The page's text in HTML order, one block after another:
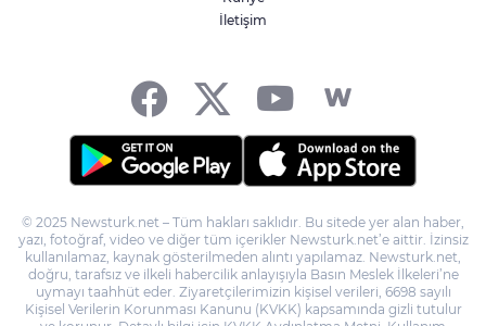
Dervişoğlu: İhanet belgesini kabul
İletişim
© 2025 Newsturk.net – Tüm hakları saklıdır. Bu sitede yer alan haber,
yazı, fotoğraf, video ve diğer tüm içerikler Newsturk.net’e aittir. İzinsiz
kullanılamaz, kaynak gösterilmeden alıntı yapılamaz. Newsturk.net,
doğru, tarafsız ve ilkeli habercilik anlayışıyla Basın Meslek İlkeleri’ne
uymayı taahhüt eder. Ziyaretçilerimizin kişisel verileri, 6698 sayılı
Kişisel Verilerin Korunması Kanunu (KVKK) kapsamında gizli tutulur